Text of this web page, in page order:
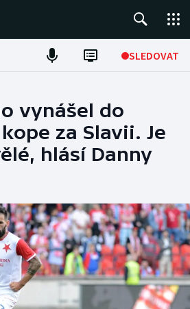
SLEDOVAT
vynášel do
za Slavii. Je
hlásí Danny